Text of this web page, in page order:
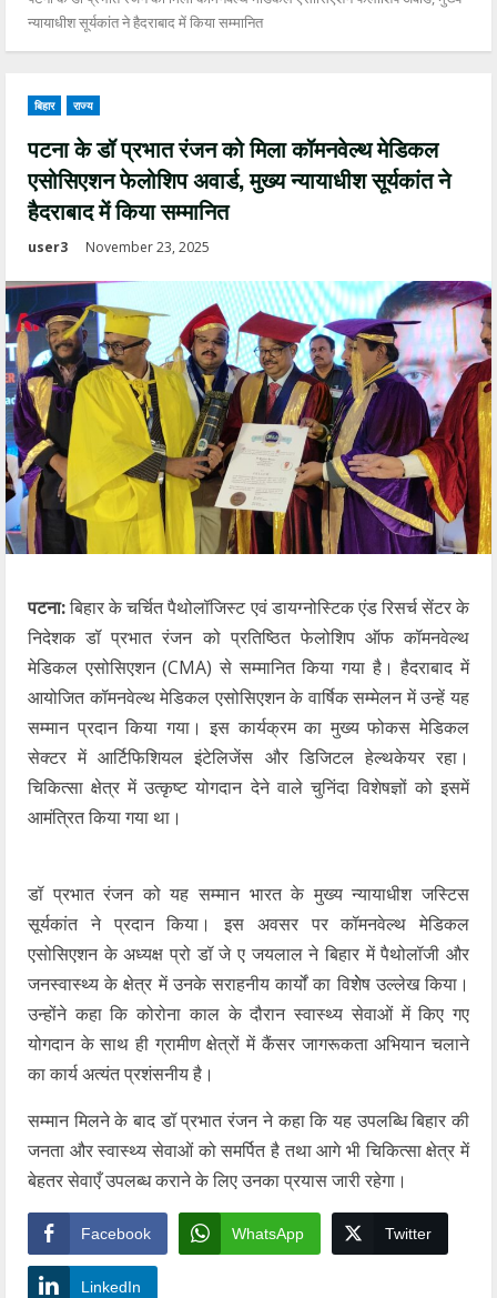
न्यायाधीश सूर्यकांत ने हैदराबाद में किया सम्मानित
बिहार राज्य
पटना के डॉ प्रभात रंजन को मिला कॉमनवेल्थ मेडिकल
एसोसिएशन फेलोशिप अवार्ड, मुख्य न्यायाधीश सूर्यकांत ने
हैदराबाद में किया सम्मानित
user3 November 23, 2025
पटना:बिहार के चर्चित पैथोलॉजिस्ट एवं डायग्नोस्टिक एंड रिसर्च सेंटर के
निदेशक डॉ प्रभात रंजन को प्रतिष्ठित फेलोशिप ऑफ कॉमनवेल्थ
मेडिकल एसोसिएशन (CMA) से सम्मानित किया गया है। हैदराबाद में
आयोजित कॉमनवेल्थ मेडिकल एसोसिएशन के वार्षिक सम्मेलन में उन्हें यह
सम्मान प्रदान किया गया। इस कार्यक्रम का मुख्य फोकस मेडिकल
सेक्टर में आर्टिफिशियल इंटेलिजेंस और डिजिटल हेल्थकेयर रहा।
चिकित्सा क्षेत्र में उत्कृष्ट योगदान देने वाले चुनिंदा विशेषज्ञों को इसमें
आमंत्रित किया गया था।
डॉ प्रभात रंजन को यह सम्मान भारत के मुख्य न्यायाधीश जस्टिस
सूर्यकांत ने प्रदान किया। इस अवसर पर कॉमनवेल्थ मेडिकल
एसोसिएशन के अध्यक्ष प्रो डॉ जे ए जयलाल ने बिहार में पैथोलॉजी और
जनस्वास्थ्य के क्षेत्र में उनके सराहनीय कार्यों का विशेेष उल्लेख किया।
उन्होंने कहा कि कोरोना काल के दौरान स्वास्थ्य सेवाओं में किए गए
योगदान के साथ ही ग्रामीण क्षेत्रों में कैंसर जागरूकता अभियान चलाने
का कार्य अत्यंत प्रशंसनीय है।
सम्मान मिलने के बाद डॉ प्रभात रंजन ने कहा कि यह उपलब्धि बिहार की
जनता और स्वास्थ्य सेवाओं को समर्पित है तथा आगे भी चिकित्सा क्षेत्र में
बेहतर सेवाएँ उपलब्ध कराने के लिए उनका प्रयास जारी रहेगा।
Facebook WhatsApp Twitter
LinkedIn